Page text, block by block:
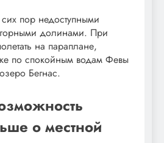
пор недоступными
долинами. При
на параплане,
по спокойным водам Февы
Бегнас.
о местной